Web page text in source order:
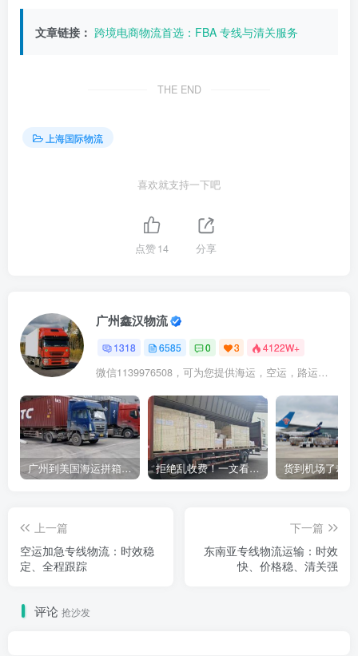
文章链接： 跨境电商物流首选：FBA 专线与清关服务
THE END
上海国际物流
喜欢就支持一下吧
点赞14 分享
广州鑫汉物流
1318 6585 0 3 4122W+
微信1139976508，可为您提供海运，空运，路运，铁路运输
广州到美国海运拼箱多少钱？2024年最新运费构成+隐藏费用避坑指南 拒绝乱收费！一文看懂中国货代计费套路，教你避开所有隐形坑
上一篇
空运加急专线物流：时效稳
定、全程跟踪
下一篇
东南亚专线物流运输：时效
快、价格稳、清关强
评论 抢沙发